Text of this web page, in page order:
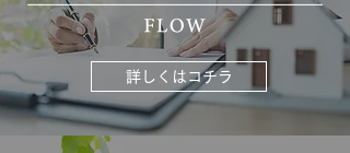
詳しくはコチラ